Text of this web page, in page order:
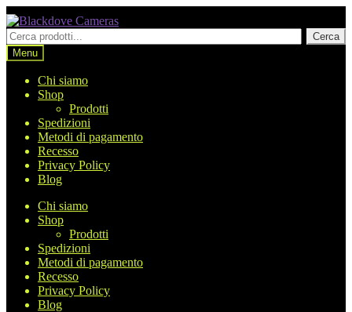
Vai
alla
navigazione
Vai
al
contenuto
Cerca
prodotti
Cerca
Menu
Chi siamo
Shop
Prodotti
Spedizioni
Metodi di pagamento
Recesso
Privacy Policy
Blog
Chi siamo
Shop
Prodotti
Spedizioni
Metodi di pagamento
Recesso
Privacy Policy
Blog